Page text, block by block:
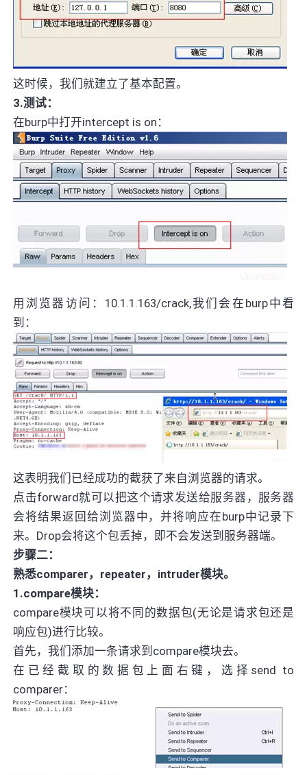
这时候，我们就建立了基本配置。
3.测试：
在burp中打开intercept is on：
用浏览器访问：10.1.1.163/crack,我们会在burp中看
到：
这表明我们已经成功的截获了来自浏览器的请求。
点击forward就可以把这个请求发送给服务器，服务器
会将结果返回给浏览器中，并将响应在burp中记录下
来。Drop会将这个包丢掉，即不会发送到服务器端。
步骤二：
熟悉comparer，repeater，intruder模块。
1.compare模块：
compare模块可以将不同的数据包(无论是请求包还是
响应包)进行比较。
首先，我们添加一条请求到compare模块去。
在已经截取的数据包上面右键，选择send to
comparer：